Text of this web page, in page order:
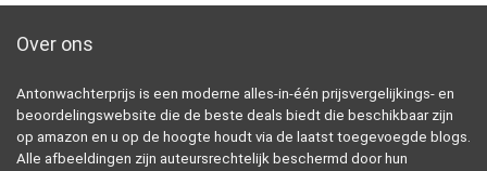
Over ons
Antonwachterprijs is een moderne alles-in-één prijsvergelijkings- en
beoordelingswebsite die de beste deals biedt die beschikbaar zijn
op amazon en u op de hoogte houdt via de laatst toegevoegde blogs.
Alle afbeeldingen zijn auteursrechtelijk beschermd door hun